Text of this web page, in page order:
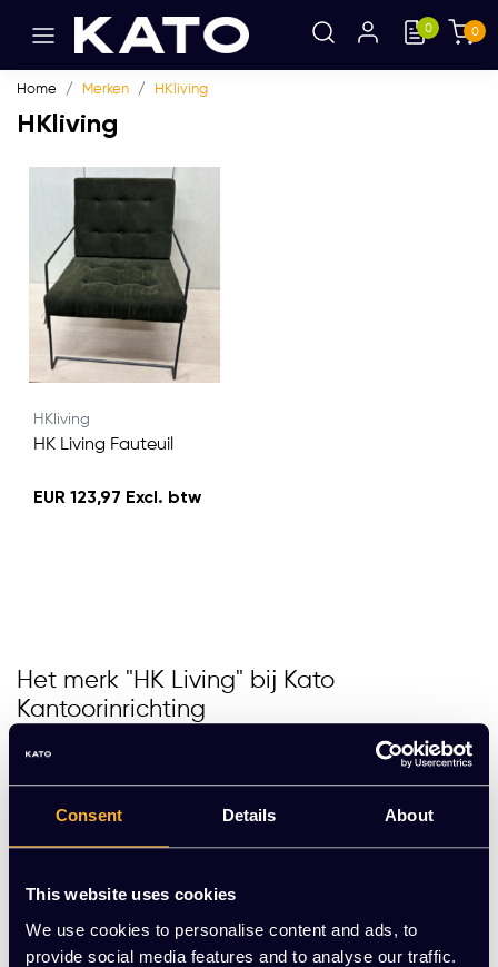
Consent Details About
This website uses cookies
We use cookies to personalise content and ads, to
provide social media features and to analyse our traffic.
0 0
Home Merken HKliving
HKliving
HKliving
HK Living Fauteuil
EUR 123,97 Excl. btw
Het merk "HK Living" bij Kato
Kantoorinrichting
HKliving is opgericht door de samenwerking tussen een
creatieveling en een wiskundig brein. HKliving houdt zich
bezig met het ontwerpen van meubelen toegankelijk
voor iedereen, met designs die zijn geïnspireerd door
traditionele en herbruikbare designs in combinatie met
Nederland, met zowel een hoofdkantoor als het
belangrijkste warenhuis. Door de conventionele
vormgeving en hoogwaardig materiaalgebruik zorgt